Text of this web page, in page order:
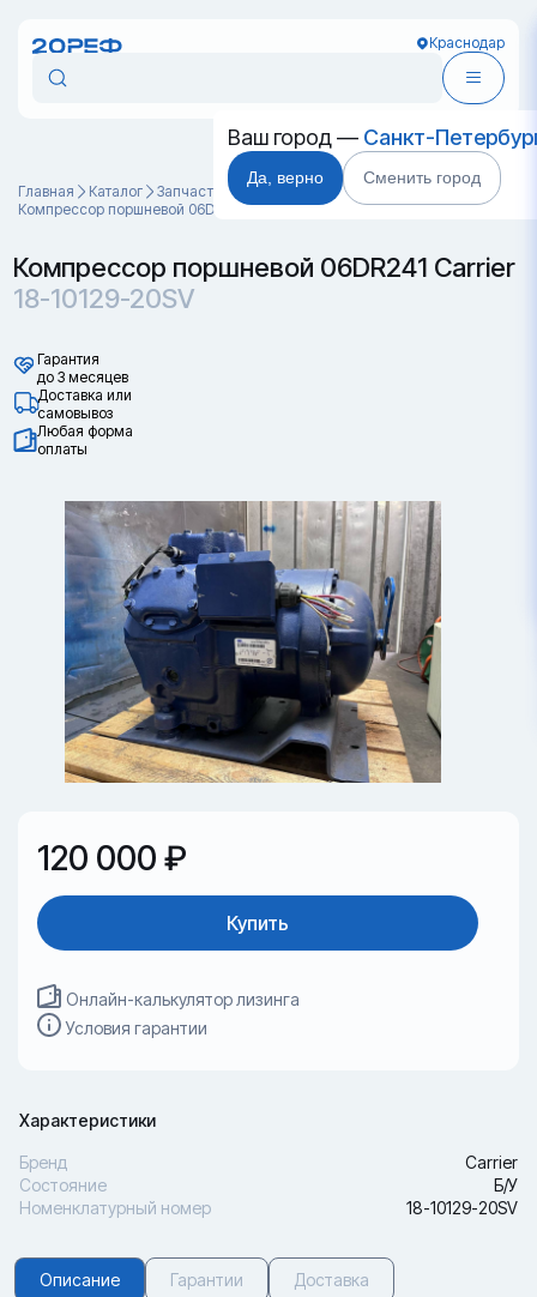
Краснодар
Ваш город — Санкт-
Да, верно Сменить город
Главная Каталог
Запчасти для контейнеров
Компрессор поршневой 06DR241 Carrier 18-10129-20SV
Компрессор поршневой 06DR241 Carrier
18-10129-20SV
Гарантия
до 3 месяцев
Доставка или
самовывоз
Любая форма
оплаты
120 000 ₽
Купить
Онлайн-калькулятор лизинга
Условия гарантии
Характеристики
Бренд
Carrier
Состояние
Б/У
Номенклатурный номер
18-10129-20SV
Описание Гарантии Доставка